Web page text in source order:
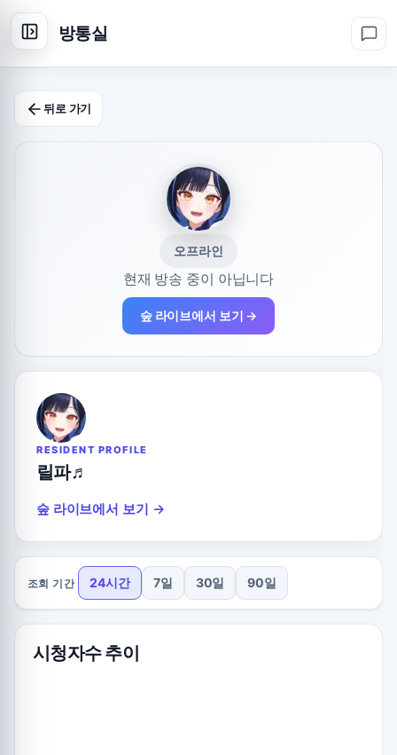
방통실
뒤로 가기
오프라인
현재 방송 중이 아닙니다
숲 라이브에서 보기 →
RESIDENT PROFILE
릴파♬
숲 라이브에서 보기 →
조회 기간 24시간 7일 30일 90일
시청자수 추이